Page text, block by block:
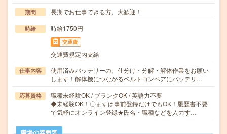
期間 長期でお仕事できる方、大歓迎！
時給 時給1750円
交通費
交通費規定内支給
仕事内容
使用済みバッテリーの、仕分け・分解・解体作業をお願い
します！解体機につながるベルトコンベアにバッテリ…
応募資格
職種未経験OK / ブランクOK / 英語力不要
◆未経験OK！〇まずは事前登録だけでもOK！履歴書不要
で気軽にオンライン登録★氏名・職種などを入力す…